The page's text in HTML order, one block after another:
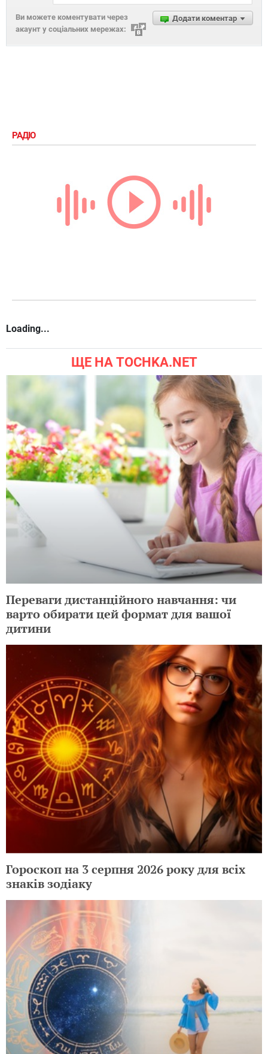
Додати коментар
Ви можете коментувати через
акаунт у соціальних мережах:
РАДІО
Loading...
ЩЕ НА TOCHKA.NET
Переваги дистанційного навчання: чи
варто обирати цей формат для вашої
дитини
Гороскоп на 3 серпня 2026 року для всіх
знаків зодіаку